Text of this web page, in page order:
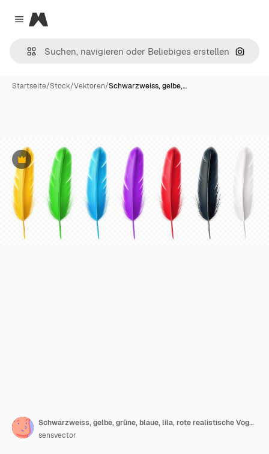
Close menu
Magnific
Nach
Startseite/Stock/Vektoren/Schwarzweiss, gelbe,…
Premium
Schwarzweiss, gelbe, grüne, blaue, lila, rote realistische Vogelfeder
sensvector